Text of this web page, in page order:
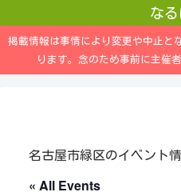
なる
掲載情報は事情により変更や中止と
ります。念のため事前に主催
名古屋市緑区のイベント
« All Events